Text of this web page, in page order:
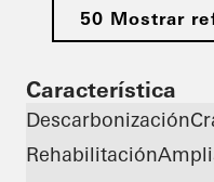
50 Mostrar
Característica
Descarbonización
Rehabilitación